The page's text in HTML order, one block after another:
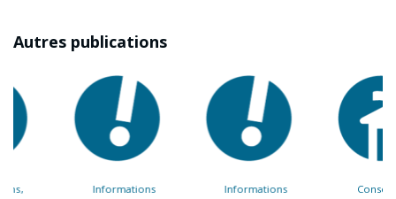
Autres publications
Informations Informations